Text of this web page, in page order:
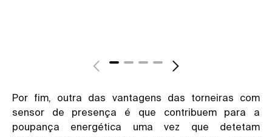
Por fim, outra das vantagens das torneiras com
sensor de presença é que contribuem para a
poupança energética uma vez que detetam